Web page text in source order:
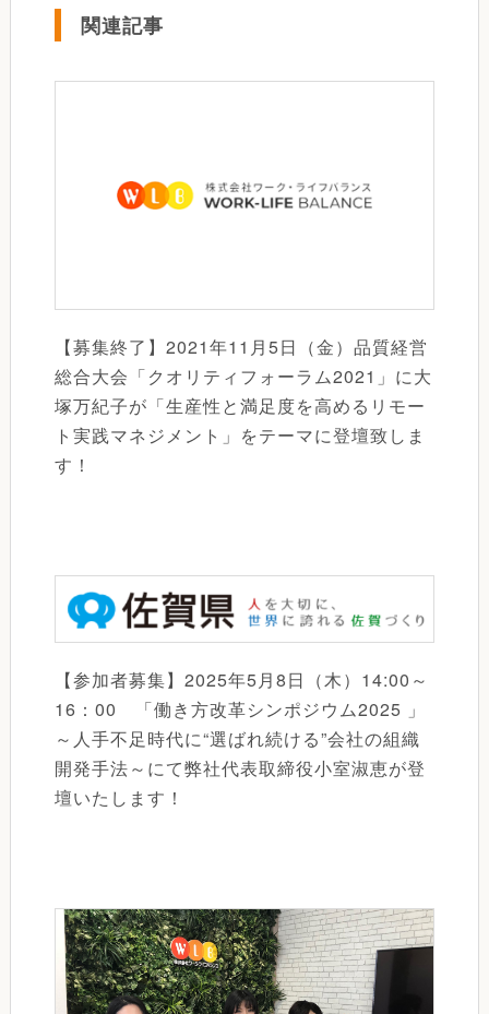
関連記事
【募集終了】2021年11月5日（金）品質経営
総合大会「クオリティフォーラム2021」に大
塚万紀子が「生産性と満足度を高めるリモー
ト実践マネジメント」をテーマに登壇致しま
す！
【参加者募集】2025年5月8日（木）14:00～
16：00 「働き方改革シンポジウム2025 」
～人手不足時代に“選ばれ続ける”会社の組織
開発手法～にて弊社代表取締役小室淑恵が登
壇いたします！